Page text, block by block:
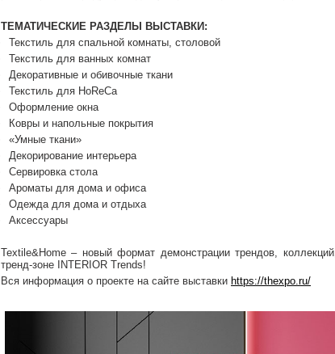
ТЕМАТИЧЕСКИЕ РАЗДЕЛЫ ВЫСТАВКИ:
Текстиль для спальной комнаты, столовой
Текстиль для ванных комнат
Декоративные и обивочные ткани
Текстиль для HoReCa
Оформление окна
Ковры и напольные покрытия
«Умные ткани»
Декорирование интерьера
Сервировка стола
Ароматы для дома и офиса
Одежда для дома и отдыха
Аксессуары
Textile&Home – новый формат демонстрации трендов,
тренд-зоне INTERIOR Trends!
Вся информация о проекте на сайте выставки https://thexpo.ru/